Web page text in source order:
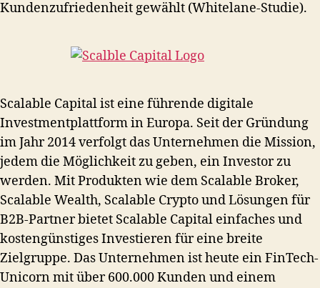
Kundenzufriedenheit gewählt (Whitelane-Studie).
Scalable Capital ist eine führende digitale
Investmentplattform in Europa. Seit der Gründung
im Jahr 2014 verfolgt das Unternehmen die Mission,
jedem die Möglichkeit zu geben, ein Investor zu
werden. Mit Produkten wie dem Scalable Broker,
Scalable Wealth, Scalable Crypto und Lösungen für
B2B-Partner bietet Scalable Capital einfaches und
kostengünstiges Investieren für eine breite
Zielgruppe. Das Unternehmen ist heute ein FinTech-
Unicorn mit über 600.000 Kunden und einem